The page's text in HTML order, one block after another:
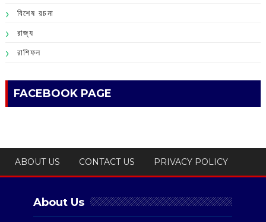
বিশেষ রচনা
রাজ্য
রাশিফল
FACEBOOK PAGE
ABOUT US CONTACT US PRIVACY POLICY
About Us